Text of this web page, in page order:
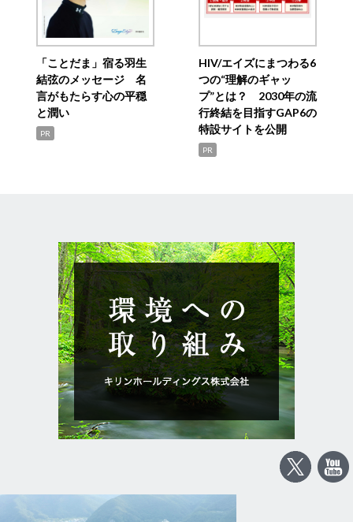
「ことだま」宿る羽生
結弦のメッセージ 名
言がもたらす心の平穏
と潤い
PR
HIV/エイズにまつわる6
つの“理解のギャッ
プ”とは？ 2030年の流
行終結を目指すGAP6の
特設サイトを公開
PR